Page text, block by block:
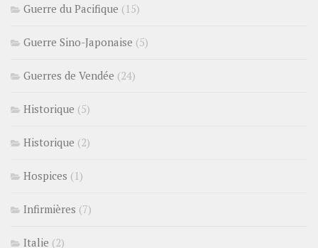
Guerre du Pacifique (15)
Guerre Sino-Japonaise (5)
Guerres de Vendée (24)
Historique (5)
Historique (2)
Hospices (1)
Infirmières (7)
Italie (2)